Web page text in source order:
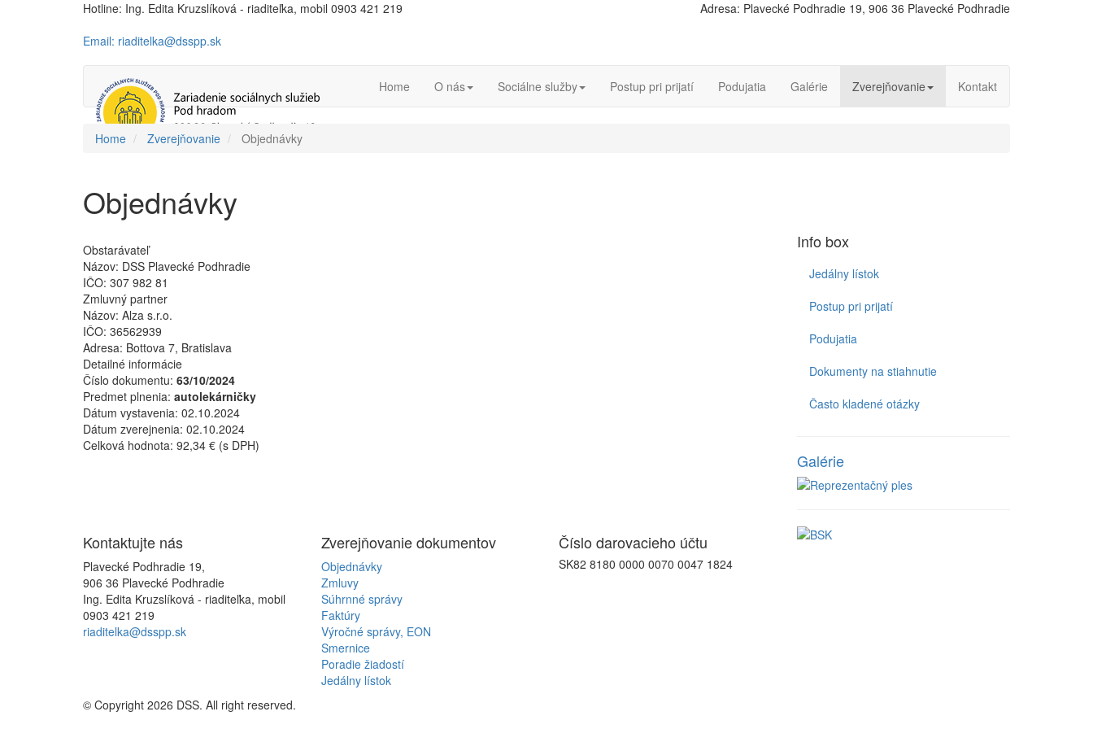
Hotline: Ing. Edita Kruzslíková - riaditeľka, mobil 0903 421 219
Email: riaditelka@dsspp.sk
Adresa: Plavecké Podhradie 19, 906 36 Plavecké Podhradie
Home O nás Sociálne služby Postup pri prijatí Podujatia Galérie Zverejňovanie Kontakt
Home Zverejňovanie Objednávky
Objednávky
Obstarávateľ
Názov: DSS Plavecké Podhradie
IČO: 307 982 81
Zmluvný partner
Názov: Alza s.r.o.
IČO: 36562939
Adresa: Bottova 7, Bratislava
Detailné informácie
Číslo dokumentu: 63/10/2024
Predmet plnenia: autolekárničky
Dátum vystavenia: 02.10.2024
Dátum zverejnenia: 02.10.2024
Celková hodnota: 92,34 € (s DPH)
Info box
Jedálny lístok
Postup pri prijatí
Podujatia
Dokumenty na stiahnutie
Často kladené otázky
Galérie
Kontaktujte nás
Plavecké Podhradie 19,
906 36 Plavecké Podhradie
Ing. Edita Kruzslíková - riaditeľka, mobil
0903 421 219
riaditelka@dsspp.sk
Zverejňovaniedokumentov
Objednávky
Zmluvy
Súhrnné správy
Faktúry
Výročné správy, EON
Smernice
Poradie žiadostí
Jedálny lístok
Číslo darovacieho účtu
SK82 8180 0000 0070 0047 1824
© Copyright 2026 DSS. All right reserved.